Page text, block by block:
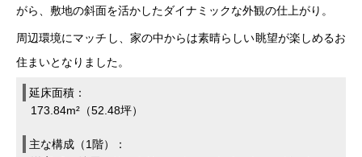
がら、敷地の斜面を活かしたダイナミックな外観の仕上がり。
周辺環境にマッチし、家の中からは素晴らしい眺望が楽しめるお
住まいとなりました。
延床面積：
173.84m²（52.48坪）
主な構成（1階）：